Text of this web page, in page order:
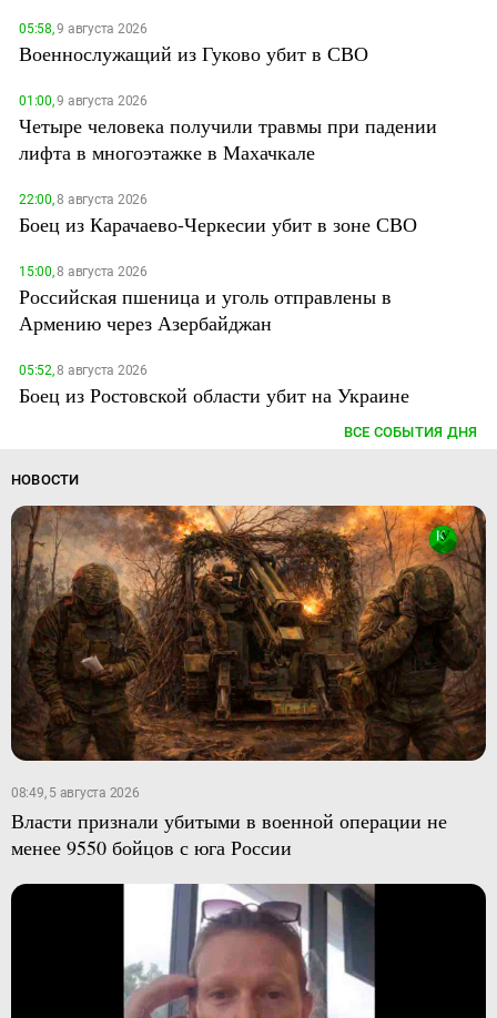
05:58,9 августа 2026
Военнослужащий из Гуково убит в СВО
01:00,9 августа 2026
Четыре человека получили травмы при падении
лифта в многоэтажке в Махачкале
22:00,8 августа 2026
Боец из Карачаево-Черкесии убит в зоне СВО
15:00,8 августа 2026
Российская пшеница и уголь отправлены в
Армению через Азербайджан
05:52,8 августа 2026
Боец из Ростовской области убит на Украине
ВСЕ СОБЫТИЯ ДНЯ
НОВОСТИ
08:49, 5 августа 2026
Власти признали убитыми в военной операции не
менее 9550 бойцов с юга России